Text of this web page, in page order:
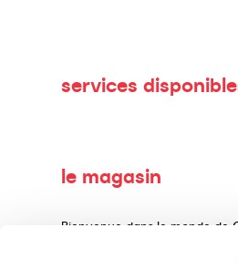
services
le magasin
Bienvenue dans le monde de
consacrons à la production